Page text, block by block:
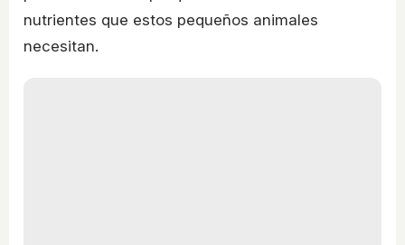
nutrientes que estos pequeños animales
necesitan.